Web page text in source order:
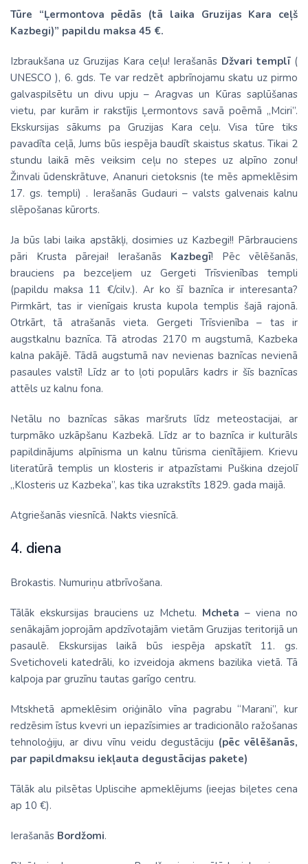
Tūre “Ļermontova pēdās (tā laika Gruzijas Kara ceļš
Kazbegi)” papildu maksa 45 €.
Izbraukšana uz Gruzijas Kara ceļu! Ierašanās Džvari templī(
UNESCO ), 6. gds. Te var redzēt apbrīnojamu skatu uz pirmo
galvaspilsētu un divu upju – Aragvas un Kūras saplūšanas
vietu, par kurām ir rakstījis Ļermontovs savā poēmā „Mciri”.
Ekskursijas sākums pa Gruzijas Kara ceļu. Visa tūre tiks
pavadīta ceļā, Jums būs iespēja baudīt skaistus skatus. Tikai 2
stundu laikā mēs veiksim ceļu no stepes uz alpīno zonu!
Žinvali ūdenskrātuve, Ananuri cietoksnis (te mēs apmeklēsim
17. gs. templi) . Ierašanās Gudauri – valsts galvenais kalnu
slēpošanas kūrorts.
Ja būs labi laika apstākļi, dosimies uz Kazbegi!! Pārbrauciens
pāri Krusta pārejai! Ierašanās Kazbegī! Pēc vēlēšanās,
brauciens pa bezceļiem uz Gergeti Trīsvienības templi
(papildu maksa 11 €/cilv.). Ar ko šī baznīca ir interesanta?
Pirmkārt, tas ir vienīgais krusta kupola templis šajā rajonā.
Otrkārt, tā atrašanās vieta. Gergeti Trīsvienība – tas ir
augstkalnu baznīca. Tā atrodas 2170 m augstumā, Kazbeka
kalna pakājē. Tādā augstumā nav nevienas baznīcas nevienā
pasaules valstī! Līdz ar to ļoti populārs kadrs ir šīs baznīcas
attēls uz kalnu fona.
Netālu no baznīcas sākas maršruts līdz meteostacijai, ar
turpmāko uzkāpšanu Kazbekā. Līdz ar to baznīca ir kulturāls
papildinājums alpīnisma un kalnu tūrisma cienītājiem. Krievu
literatūrā templis un klosteris ir atpazīstami Puškina dzejolī
„Klosteris uz Kazbeka”, kas tika uzrakstīts 1829. gada maijā.
Atgriešanās viesnīcā. Nakts viesnīcā.
4. diena
Brokastis. Numuriņu atbrīvošana.
Tālāk ekskursijas brauciens uz Mchetu. Mcheta – viena no
senākajām joprojām apdzīvotajām vietām Gruzijas teritorijā un
pasaulē. Ekskursijas laikā būs iespēja apskatīt 11. gs.
Svetichoveli katedrāli, ko izveidoja akmens bazilika vietā. Tā
kalpoja par gruzīnu tautas garīgo centru.
Mtskhetā apmeklēsim oriģinālo vīna pagrabu “Marani”, kur
redzēsim īstus kvevri un iepazīsimies ar tradicionālo ražošanas
tehnoloģiju, ar divu vīnu veidu degustāciju (pēc vēlēšanās,
par papildmaksu iekļauta degustācijas pakete)
Tālāk alu pilsētas Upliscihe apmeklējums (ieejas biļetes cena
ap 10 €).
Ierašanās Bordžomi.